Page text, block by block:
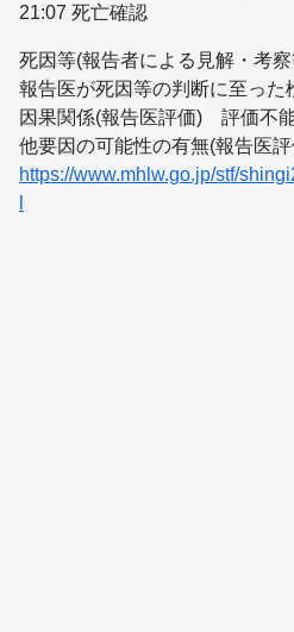
21:07 死亡確認
死因等(報告者による見解・考
報告医が死因等の判断に至っ
因果関係(報告医評価) 評価不
他要因の可能性の有無(報告医
https://www.mhlw.go.jp/stf/